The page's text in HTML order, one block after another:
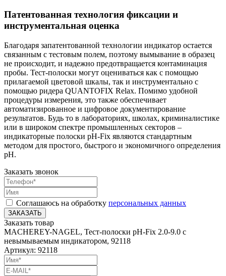
Патентованная технология фиксации и
инструментальная оценка
Благодаря запатентованной технологии индикатор остается
связанным с тестовым полем, поэтому вымывание в образец
не происходит, и надежно предотвращается контаминация
пробы. Тест-полоски могут оцениваться как с помощью
прилагаемой цветовой шкалы, так и инструментально с
помощью ридера QUANTOFIX Relax. Помимо удобной
процедуры измерения, это также обеспечивает
автоматизированное и цифровое документирование
результатов. Будь то в лабораториях, школах, криминалистике
или в широком спектре промышленных секторов –
индикаторные полоски pH-Fix являются стандартным
методом для простого, быстрого и экономичного определения
pH.
Заказать звонок
Соглашаюсь на обработку персональных данных
ЗАКАЗАТЬ
Заказать товар
MACHEREY-NAGEL, Тест-полоски pH-Fix 2.0-9.0 с
невымываемым индикатором, 92118
Артикул: 92118